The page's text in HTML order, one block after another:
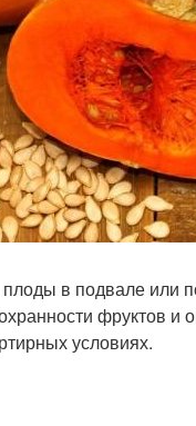
в подвале или
фруктов
условиях.